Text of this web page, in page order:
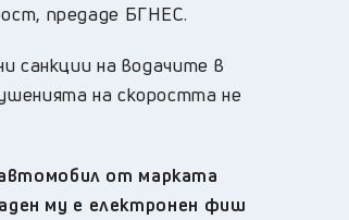
предаде БГНЕС.
санкции на водачите в
на скоростта не
от марката
му е електронен фиш